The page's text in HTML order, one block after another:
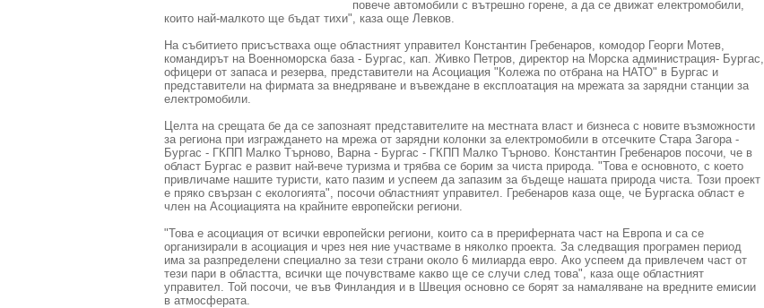
повече автомобили с вътрешно горене, а да се движат електромобили,
които най-малкото ще бъдат тихи", каза още Левков.
На събитието присъстваха още областният управител Константин Гребенаров, комодор Георги Мотев,
командирът на Военноморска база - Бургас, кап. Живко Петров, директор на Морска администрация- Бургас,
офицери от запаса и резерва, представители на Асоциация "Колежа по отбрана на НАТО" в Бургас и
представители на фирмата за внедряване и въвеждане в експлоатация на мрежата за зарядни станции за
електромобили.
Целта на срещата бе да се запознаят представителите на местната власт и бизнеса с новите възможности
за региона при изграждането на мрежа от зарядни колонки за електромобили в отсечките Стара Загора -
Бургас - ГКПП Малко Търново, Варна - Бургас - ГКПП Малко Търново. Константин Гребенаров посочи, че в
област Бургас е развит най-вече туризма и трябва се борим за чиста природа. "Това е основното, с което
привличаме нашите туристи, като пазим и успеем да запазим за бъдеще нашата природа чиста. Този проект
е пряко свързан с екологията", посочи областният управител. Гребенаров каза още, че Бургаска област е
член на Асоциацията на крайните европейски региони.
"Това е асоциация от всички европейски региони, които са в прериферната част на Европа и са се
организирали в асоциация и чрез нея ние участваме в няколко проекта. За следващия програмен период
има за разпределени специално за тези страни около 6 милиарда евро. Ако успеем да привлечем част от
тези пари в областта, всички ще почувстваме какво ще се случи след това", каза още областният
управител. Той посочи, че във Финландия и в Швеция основно се борят за намаляване на вредните емисии
в атмосферата.